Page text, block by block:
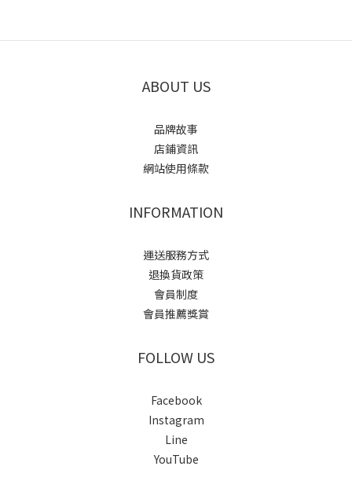
ABOUT US
品牌故事
店鋪資訊
網站使用條款
INFORMATION
運送服務方式
退換貨政策
會員制度
會員推薦獎賞
FOLLOW US
Facebook
Instagram
Line
YouTube